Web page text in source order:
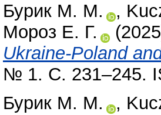
Бурик М. М.
,
Мороз Е. Г.
Ukraine-Poland
№ 1. С. 231–245.
Бурик М. М.
,